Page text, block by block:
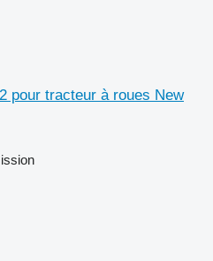
pour tracteur à roues New